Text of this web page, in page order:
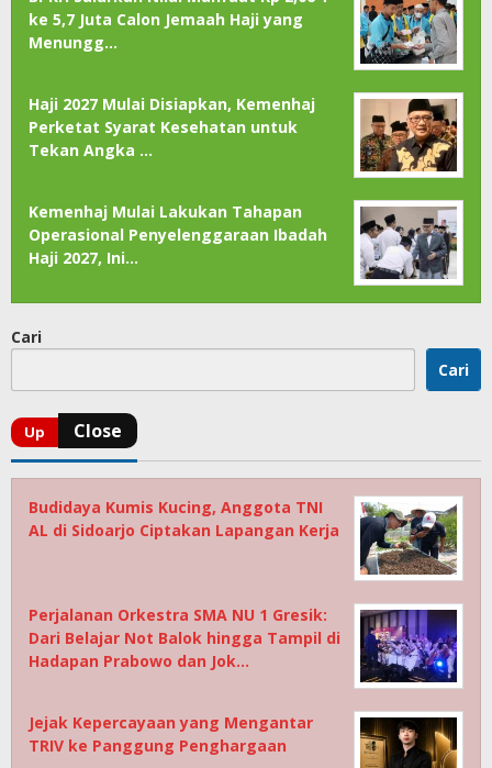
ke 5,7 Juta Calon Jemaah Haji yang
Menungg…
Haji 2027 Mulai Disiapkan, Kemenhaj
Perketat Syarat Kesehatan untuk
Tekan Angka …
Kemenhaj Mulai Lakukan Tahapan
Operasional Penyelenggaraan Ibadah
Haji 2027, Ini…
Cari
Cari
Budidaya Kumis Kucing, Anggota TNI
AL di Sidoarjo Ciptakan Lapangan Kerja
Perjalanan Orkestra SMA NU 1 Gresik:
Dari Belajar Not Balok hingga Tampil di
Hadapan Prabowo dan Jok…
Jejak Kepercayaan yang Mengantar
TRIV ke Panggung Penghargaan